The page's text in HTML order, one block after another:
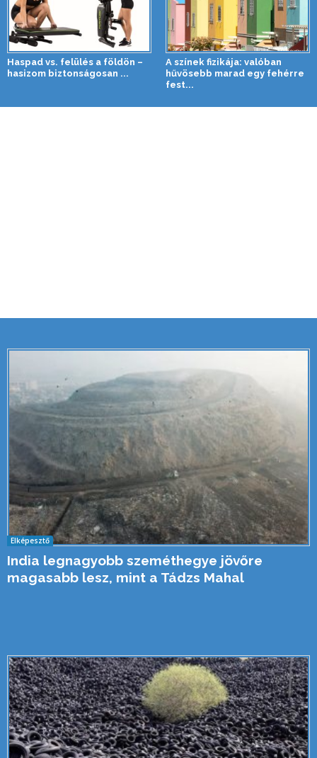
Haspad vs. felülés a földön –
hasizom biztonságosan ...
A színek fizikája: valóban
hűvösebb marad egy fehérre
fest...
Elképesztő
India legnagyobb szeméthegye jövőre
magasabb lesz, mint a Tádzs Mahal